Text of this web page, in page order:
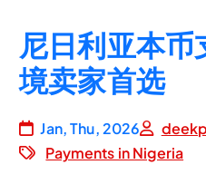
尼日利亚本币
境卖家首选
Jan, Thu, 2026
Payments in Nigeria